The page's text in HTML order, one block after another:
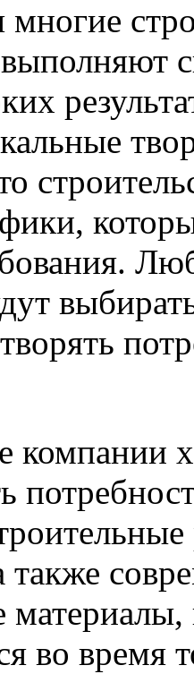
компании
также
во время